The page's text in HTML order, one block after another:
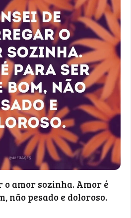
o amor sozinha. Amor é
não pesado e doloroso.